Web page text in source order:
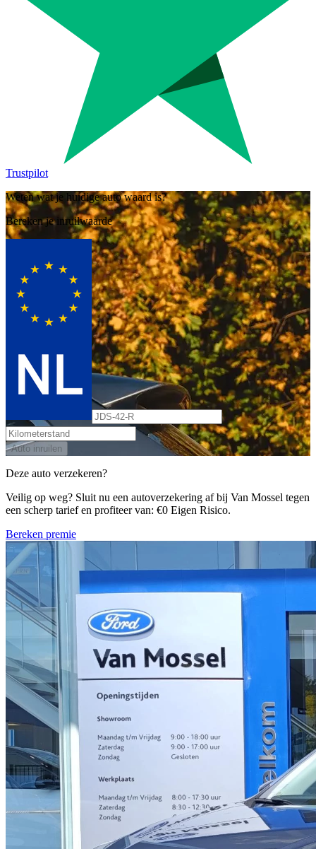
Trustpilot
Weten wat je huidige auto waard is?
Bereken je inruilwaarde
Auto inruilen
Deze auto verzekeren?
Veilig op weg? Sluit nu een autoverzekering af bij Van Mossel tegen
een scherp tarief en profiteer van: €0 Eigen Risico.
Bereken premie